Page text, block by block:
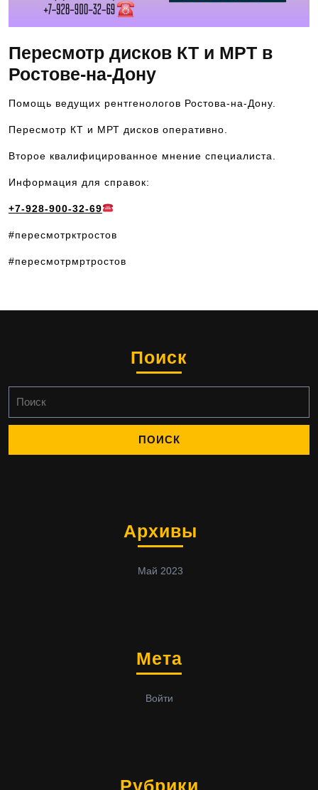
Пересмотр дисков КТ и МРТ в
Ростове-на-Дону
Помощь ведущих рентгенологов Ростова-на-Дону.
Пересмотр КТ и МРТ дисков оперативно.
Второе квалифицированное мнение специалиста.
Информация для справок:
+7-928-900-32-69
#пересмотрктростов
#пересмотрмртростов
Поиск
Архивы
Май 2023
Мета
Войти
Рубрики